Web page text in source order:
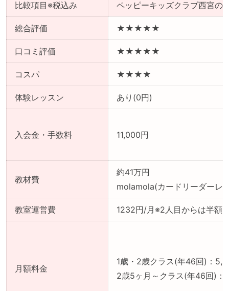
比較項目※税込み ペッピーキッズクラブ西宮の
総合評価 ★★★★★
口コミ評価 ★★★★★
コスパ ★★★★
体験レッスン あり(0円)
入会金・手数料 11,000円
教材費
約41万円
molamola(カードリーダーレ
教室運営費 1232円/月※2人目からは半額
月額料金
1歳・2歳クラス(年46回)：
2歳5ヶ月～クラス(年46回)：